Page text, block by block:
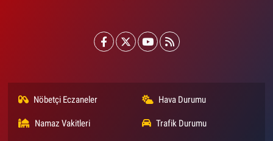
Nöbetçi Eczaneler Hava Durumu
Namaz Vakitleri Trafik Durumu